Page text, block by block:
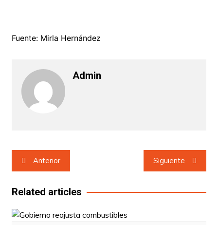
Fuente: Mirla Hernández
Admin
Navegación
de
entradas
Anterior Siguiente
Related articles